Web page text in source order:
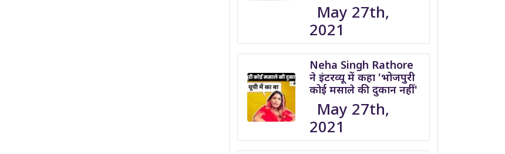
May 27th,
2021
Neha Singh Rathore
ने इंटरव्यू में कहा 'भोजपुरी
कोई मसाले की दुकान नहीं'
May 27th,
2021